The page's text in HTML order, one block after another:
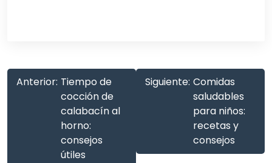
Anterior: Tiempo de
cocción de
calabacín al
horno:
consejos
útiles
Siguiente: Comidas
saludables
para niños:
recetas y
consejos